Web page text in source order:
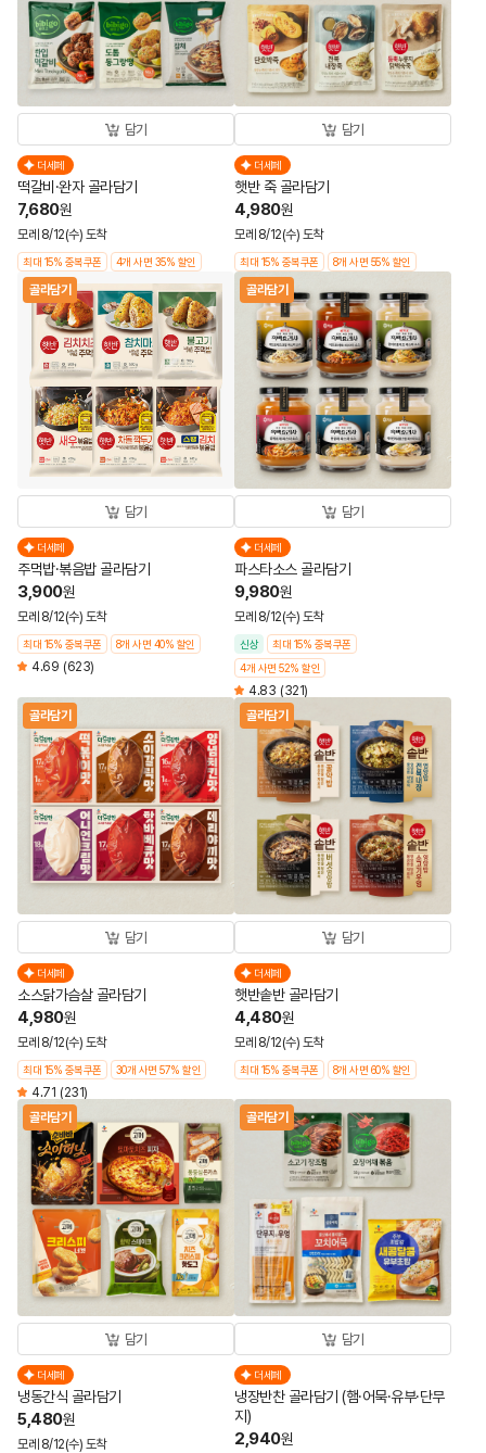
담기
더세페
떡갈비·완자 골라담기
7,680원
모레 8/12(수) 도착
최대 15% 중복쿠폰 4개 사면 35% 할인
담기
더세페
햇반 죽 골라담기
4,980원
모레 8/12(수) 도착
최대 15% 중복쿠폰 8개 사면 55% 할인
골라담기
담기
더세페
주먹밥·볶음밥 골라담기
3,900원
모레 8/12(수) 도착
최대 15% 중복쿠폰 8개 사면 40% 할인
4.69 (623)
골라담기
담기
더세페
파스타소스 골라담기
9,980원
모레 8/12(수) 도착
신상
최대 15% 중복쿠폰
4개 사면 52% 할인
4.83 (321)
골라담기
담기
더세페
소스닭가슴살 골라담기
4,980원
모레 8/12(수) 도착
최대 15% 중복쿠폰 30개 사면 57% 할인
4.71 (231)
골라담기
담기
더세페
햇반솥반 골라담기
4,480원
모레 8/12(수) 도착
최대 15% 중복쿠폰 8개 사면 60% 할인
골라담기
담기
더세페
냉동간식 골라담기
5,480원
모레 8/12(수) 도착
골라담기
담기
더세페
냉장반찬 골라담기 (햄·어묵·유부·단무
지)
2,940원